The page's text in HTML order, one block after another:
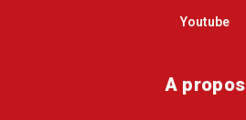
Youtube
A propos